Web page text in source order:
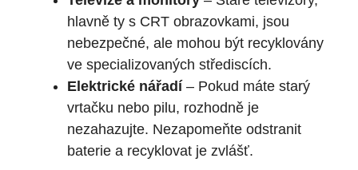
hlavně ty s CRT obrazovkami, jsou
nebezpečné, ale mohou být recyklovány
ve specializovaných střediscích.
Elektrické nářadí – Pokud máte starý
vrtačku nebo pilu, rozhodně je
nezahazujte. Nezapomeňte odstranit
baterie a recyklovat je zvlášť.